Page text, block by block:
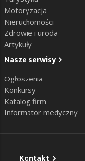
Motoryzacja
Nieruchomości
Zdrowie i uroda
Artykuły
Nasze serwisy
Ogłoszenia
Konkursy
Katalog firm
Informator medyczny
Kontakt